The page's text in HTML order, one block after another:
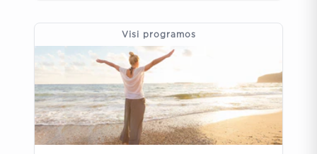
Visi programos